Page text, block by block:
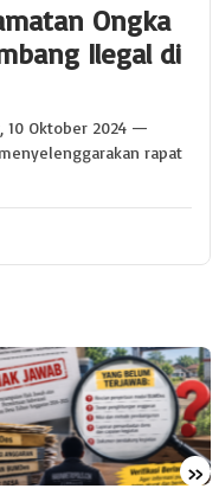
Ongka
Ilegal di
10 Oktober 2024 —
rapat
»